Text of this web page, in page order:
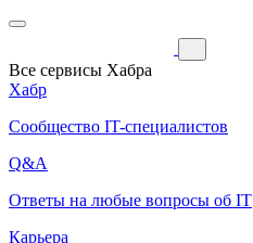
Все сервисы Хабра
Хабр
Сообщество IT-специалистов
Q&A
Ответы на любые вопросы об IT
Карьера